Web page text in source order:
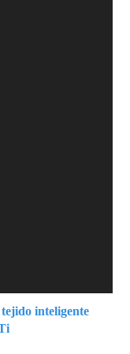
inteligente